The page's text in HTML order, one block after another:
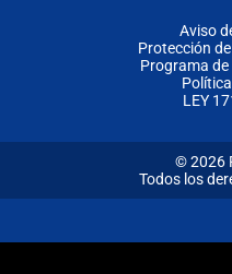
Aviso
Protección
Programa de
LEY
© 2026
Todos los